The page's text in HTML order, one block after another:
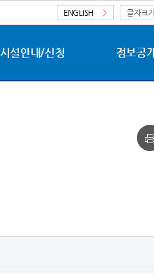
ENGLISH > 글자크
시설안내/신청 정보공